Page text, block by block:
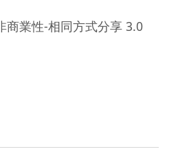
商業性-相同方式分享 3.0